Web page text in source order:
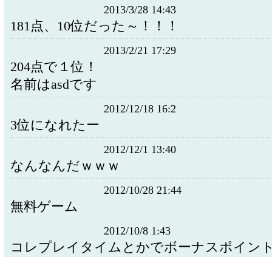
2013/3/28 14:43
181点、10位だった～！！！
2013/2/21 17:29
204点で１位！
名前はasdです
2012/12/18 16:2
3位になれたー
2012/12/1 13:40
なんなんだｗｗｗ
2012/10/28 21:44
無料ゲーム
2012/10/8 1:43
コレプレイタイムとかでボーナスポイン